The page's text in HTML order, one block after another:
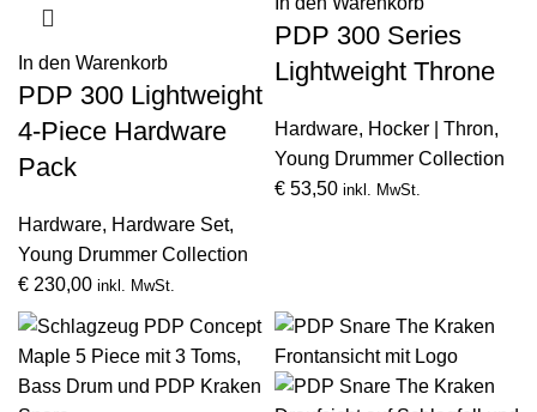
In den Warenkorb
PDP 300 Lightweight
4-Piece Hardware
Pack
Hardware, Hardware Set,
Young Drummer Collection
€ 230,00 inkl. MwSt.
PDP 300 Series
Lightweight Throne
Hardware, Hocker | Thron,
Young Drummer Collection
€ 53,50 inkl. MwSt.